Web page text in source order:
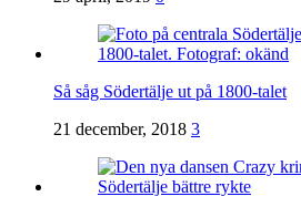
Så såg Södertälje ut på 1800-talet
21 december, 2018 3